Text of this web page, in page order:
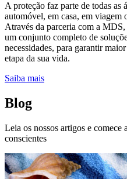
A proteção faz parte de todas
automóvel, em casa, em viagem
Através da parceria com a
um conjunto completo de
necessidades, para garantir
etapa da sua vida.
Saiba mais
Blog
Leia os nossos artigos e comece
conscientes